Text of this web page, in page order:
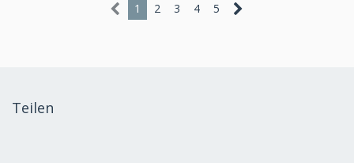
1 2 3 4 5
Teilen